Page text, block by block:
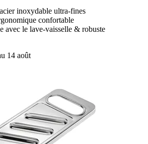
inoxydable ultra-fines
confortable
avec le lave-vaisselle & robuste
14 août